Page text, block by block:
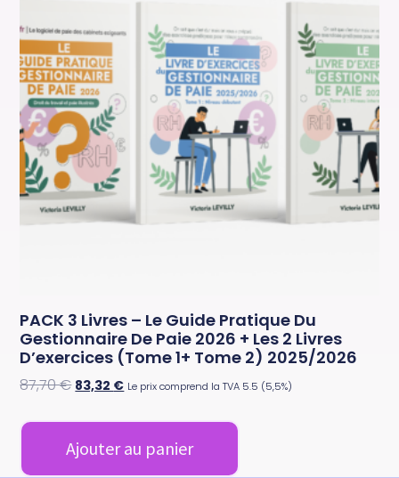
PACK 3 Livres – Le Guide Pratique Du
Gestionnaire De Paie 2026 + Les 2 Livres
D’exercices (tome 1+ Tome 2) 2025/2026
87,70€ 83,32 € Le prix comprend la TVA 5.5 (5,5%)
Ajouter au panier